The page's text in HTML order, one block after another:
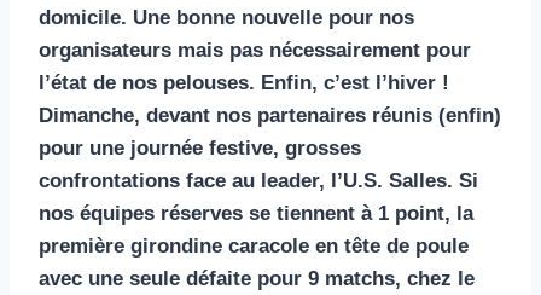
domicile. Une bonne nouvelle pour nos
organisateurs mais pas nécessairement pour
l’état de nos pelouses. Enfin, c’est l’hiver !
Dimanche, devant nos partenaires réunis (enfin)
pour une journée festive, grosses
confrontations face au leader, l’U.S. Salles. Si
nos équipes réserves se tiennent à 1 point, la
première girondine caracole en tête de poule
avec une seule défaite pour 9 matchs, chez le